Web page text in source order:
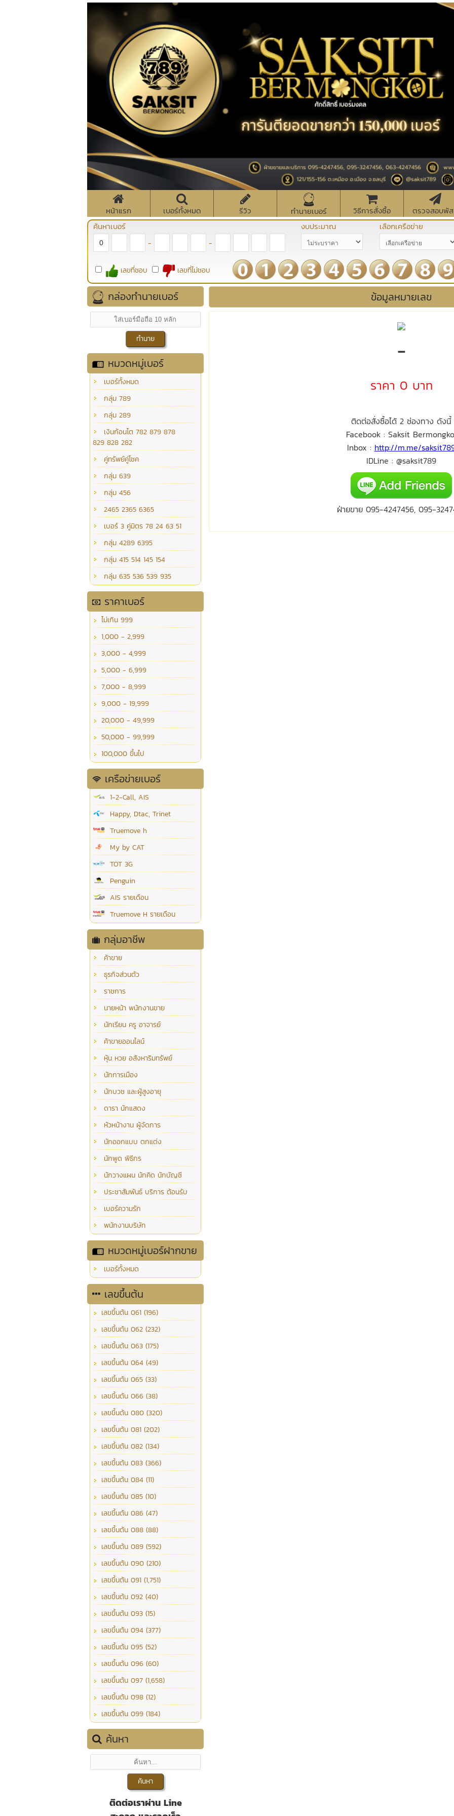
หน้าแรก เบอร์ทั้งหมด รีวิว ทำนายเบอร์ วิธีการสั่งซื้อ
ตรวจสอบพั
ค้นหาเบอร์
- -
งบประมาณ เลือกเครือข่าย
เลขที่ชอบ เลขที่ไม่ชอบ
กล่องทำนายเบอร์
หมวดหมู่เบอร์
เบอร์ทั้งหมด
กลุ่ม 789
กลุ่ม 289
เงินก้อนโต 782 879 878
829 828 282
คู่ทรัพย์คู่โชค
กลุ่ม 639
กลุ่ม 456
2465 2365 6365
เบอร์ 3 คู่มิตร 78 24 63 51
กลุ่ม 4289 6395
กลุ่ม 415 514 145 154
กลุ่ม 635 536 539 935
ราคาเบอร์
ไม่เกิน 999
1,000 - 2,999
3,000 - 4,999
5,000 - 6,999
7,000 - 8,999
9,000 - 19,999
20,000 - 49,999
50,000 - 99,999
100,000 ขึ้นไป
เครือข่ายเบอร์
1-2-Call, AIS
Happy, Dtac, Trinet
Truemove h
My by CAT
TOT 3G
Penguin
AIS รายเดือน
Truemove H รายเดือน
กลุ่มอาชีพ
ค้าขาย
ธุรกิจส่วนตัว
ราชการ
นายหน้า พนักงานขาย
นักเรียน ครู อาจารย์
ค้าขายออนไลน์
หุ้น หวย อสังหาริมทรัพย์
นักการเมือง
นักบวช และผู้สูงอายุ
ดารา นักแสดง
หัวหน้างาน ผู้จัดการ
นักออกแบบ ตกแต่ง
นักพูด พิธีกร
นักวางแผน นักคิด นักบัญชี
ประชาสัมพันธ์ บริการ ต้อนรับ
เบอร์ความรัก
พนักงานบริษัท
หมวดหมู่เบอร์ฝากขาย
เบอร์ทั้งหมด
เลขขึ้นต้น
เลขขึ้นต้น 061 (196)
เลขขึ้นต้น 062 (232)
เลขขึ้นต้น 063 (175)
เลขขึ้นต้น 064 (49)
เลขขึ้นต้น 065 (33)
เลขขึ้นต้น 066 (38)
เลขขึ้นต้น 080 (320)
เลขขึ้นต้น 081 (202)
เลขขึ้นต้น 082 (134)
เลขขึ้นต้น 083 (366)
เลขขึ้นต้น 084 (11)
เลขขึ้นต้น 085 (10)
เลขขึ้นต้น 086 (47)
เลขขึ้นต้น 088 (88)
เลขขึ้นต้น 089 (592)
เลขขึ้นต้น 090 (210)
เลขขึ้นต้น 091 (1,751)
เลขขึ้นต้น 092 (40)
เลขขึ้นต้น 093 (15)
เลขขึ้นต้น 094 (377)
เลขขึ้นต้น 095 (52)
เลขขึ้นต้น 096 (60)
เลขขึ้นต้น 097 (1,658)
เลขขึ้นต้น 098 (12)
เลขขึ้นต้น 099 (184)
ค้นหา
ติดต่อเราผ่าน Line
ข้อมูลหมายเลข
-
ราคา 0 บาท
ติดต่อสั่งซื้อได้ 2 ช่องทาง ดังนี้
Facebook : Saksit
Inbox : http://m.me/
IDLine : @saksit789
ฝ่ายขาย 095-4247456, 095-